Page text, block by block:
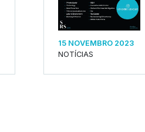
15 NOVEMBRO 2023
NOTÍCIAS